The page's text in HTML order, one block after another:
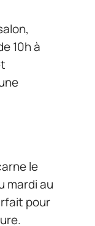
10h à
le
mardi au
pour